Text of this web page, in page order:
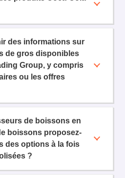
des informations sur
de gros disponibles
Group, y compris
ou les offres
de boissons en
boissons proposez-
des options à la fois
?